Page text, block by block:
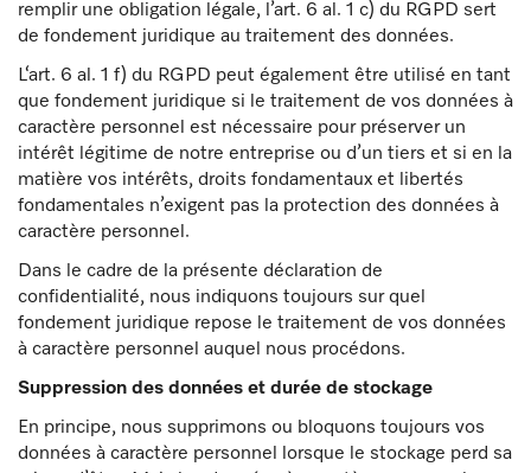
remplir une obligation légale, l’art. 6 al. 1 c) du RGPD sert
de fondement juridique au traitement des données.
L‘art. 6 al. 1 f) du RGPD peut également être utilisé en tant
que fondement juridique si le traitement de vos données à
caractère personnel est nécessaire pour préserver un
intérêt légitime de notre entreprise ou d’un tiers et si en la
matière vos intérêts, droits fondamentaux et libertés
fondamentales n’exigent pas la protection des données à
caractère personnel.
Dans le cadre de la présente déclaration de
confidentialité, nous indiquons toujours sur quel
fondement juridique repose le traitement de vos données
à caractère personnel auquel nous procédons.
Suppression des données et durée de stockage
En principe, nous supprimons ou bloquons toujours vos
données à caractère personnel lorsque le stockage perd sa